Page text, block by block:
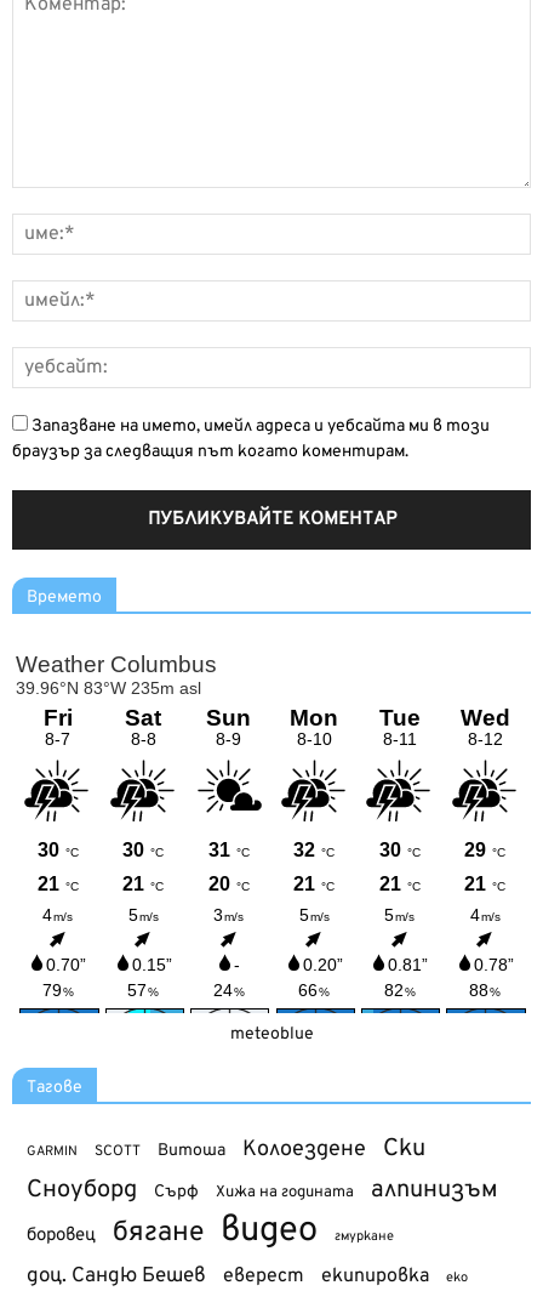
Запазване на името, имейл адреса и уебсайта ми в този
браузър за следващия път когато коментирам.
Времето
meteoblue
Тагове
GARMIN SCOTT Витоша Колоездене Ски
Сноуборд Сърф Хижа на годината алпинизъм
боровец бягане видео гмуркане
доц. Сандю Бешев еверест екипировка еко